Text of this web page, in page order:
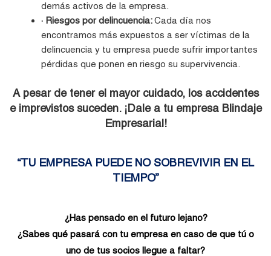
demás activos de la empresa.
· Riesgos por delincuencia:Cada día nos
encontramos más expuestos a ser víctimas de la
delincuencia y tu empresa puede sufrir importantes
pérdidas que ponen en riesgo su supervivencia.
A pesar de tener el mayor cuidado, los accidentes
e imprevistos suceden. ¡Dale a tu empresa Blindaje
Empresarial!
“TU EMPRESA PUEDE NO SOBREVIVIR EN EL
TIEMPO”
¿Has pensado en el futuro lejano?
¿Sabes qué pasará con tu empresa en caso de que tú o
uno de tus socios llegue a faltar?